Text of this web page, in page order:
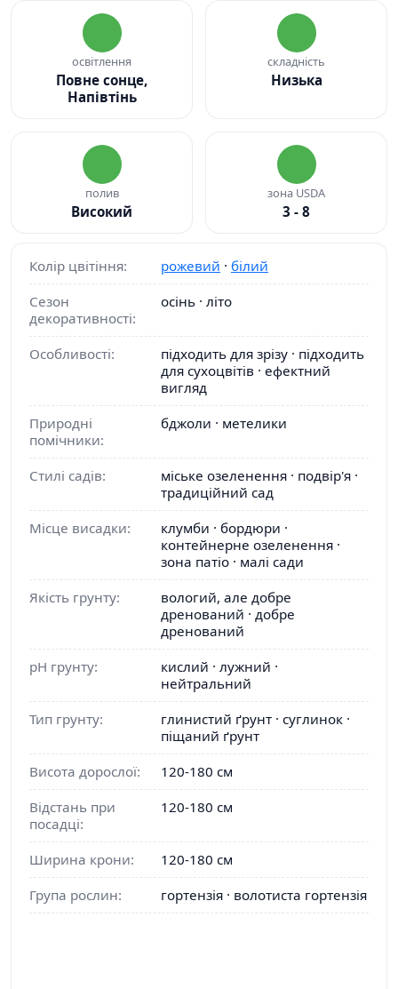
освітлення
Повне сонце,
Напівтінь
складність
Низька
полив
Високий
зона USDA
3 - 8
Колір цвітіння: рожевий · білий
Сезон
декоративності:
осінь · літо
Особливості:
підходить для зрізу · підходить
для сухоцвітів · ефектний
вигляд
Природні
помічники:
бджоли · метелики
Стилі садів:
міське озеленення · подвір'я ·
традиційний сад
Місце висадки:
клумби · бордюри ·
контейнерне озеленення ·
зона патіо · малі сади
Якість грунту:
вологий, але добре
дренований · добре
дренований
pH грунту:
кислий · лужний ·
нейтральний
Тип грунту:
глинистий ґрунт · суглинок ·
піщаний ґрунт
Висота дорослої:
120-180 см
Відстань при
посадці:
120-180 см
Ширина крони:
120-180 см
Група рослин:
гортензія · волотиста гортензія